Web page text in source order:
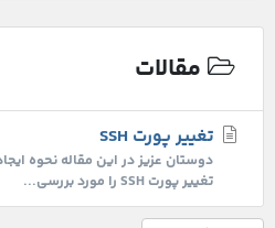
مقالات
تغییر پورت SSH
دوستان عزیز در این مقاله نحوه
تغییر پورت SSH را مورد بررسی...